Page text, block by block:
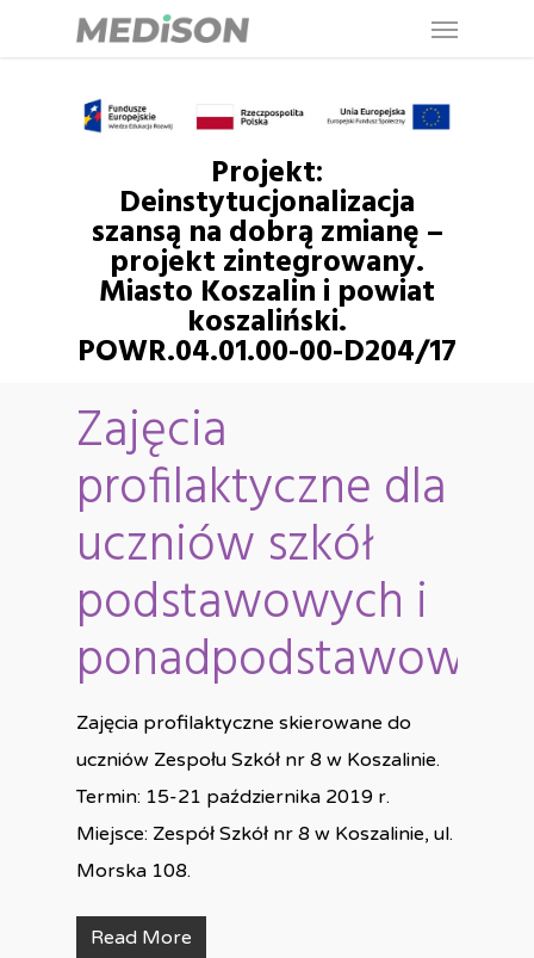
Menu
Projekt:
Deinstytucjonalizacja
szansą na dobrą zmianę –
projekt zintegrowany.
Miasto Koszalin i powiat
koszaliński.
POWR.04.01.00-00-D204/17
Zajęcia
profilaktyczne dla
uczniów szkół
podstawowych i
Zajęcia profilaktyczne skierowane do
uczniów Zespołu Szkół nr 8 w Koszalinie.
Termin: 15-21 października 2019 r.
Miejsce: Zespół Szkół nr 8 w Koszalinie, ul.
Morska 108.
Read More